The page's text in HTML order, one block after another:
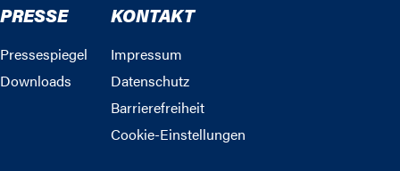
PRESSE
Pressespiegel
Downloads
KONTAKT
Impressum
Datenschutz
Barrierefreiheit
Cookie-Einstellungen